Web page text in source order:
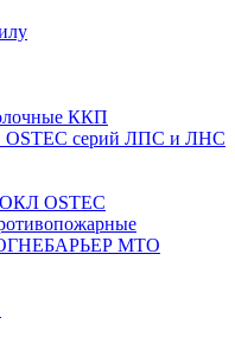
ККП
OSTEC серий ЛПС и ЛНС
OSTEC
ОГНЕБАРЬЕР МТО